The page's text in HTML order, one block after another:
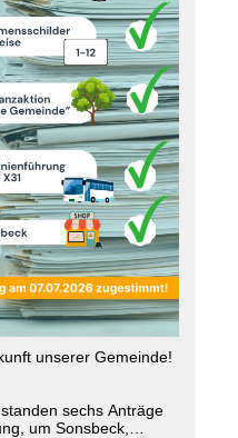
liegt hinter uns ?
noch vor uns liegt.
Zukunft von Sonsbeck,
unserer Gemeinde!
sechs Anträge
um Sonsbeck,